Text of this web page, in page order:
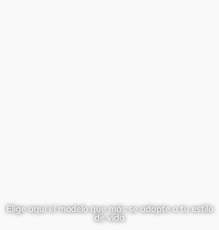
Elige aquí el modelo que más se adapte a tu estilo
de vida